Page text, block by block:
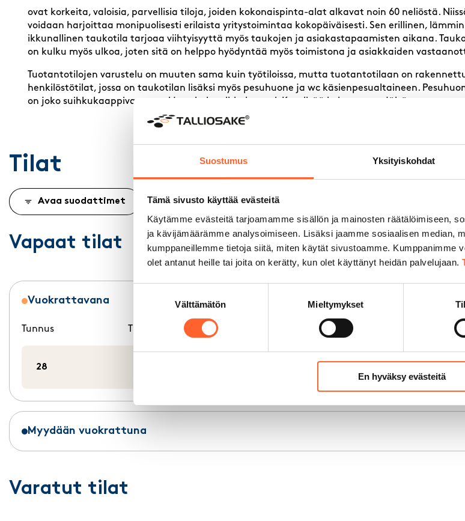
Suostumus Yksityiskohdat
Tämä sivusto käyttää evästeitä
Käytämme evästeitä tarjoamamme sisällön ja mainosten räätälöimiseen,
ja kävijämäärämme analysoimiseen. Lisäksi jaamme sosiaalisen median,
kumppaneillemme tietoja siitä, miten käytät sivustoamme. Kumppanimme
olet antanut heille tai joita on kerätty, kun olet käyttänyt heidän palvelujaan.
Välttämätön Mieltymykset
En hyväksy evästeitä
ovat korkeita, valoisia, parvellisia tiloja, joiden kokonaispinta-alat alkavat noin 60 neliöstä.
voidaan harjoittaa monipuolisesti erilaista yritystoimintaa kokopäiväisesti. Sen erillinen,
ikkunallinen taukotila tarjoaa viihtyisyyttä myös taukojen ja asiakastapaamisten aikana.
on kulku myös ulkoa, joten sitä on helppo hyödyntää myös toimistona ja asiakkaiden
Tuotantotilojen varustelu on muuten sama kuin työtiloissa, mutta tuotantotilaan on
henkilöstötilat, jossa on taukotilan lisäksi myös pesuhuone ja wc käsienpesualtaineen.
on joko suihkukaappivaraus tai jo valmis suihkukaappi. Kysy lisää kohteen myyjältä.
Tilat
Avaa suodattimet
Vapaat tilat
Vuokrattavana
Tunnus Tilatyyppi Vuokra/kk
28
Myydään vuokrattuna
Varatut tilat